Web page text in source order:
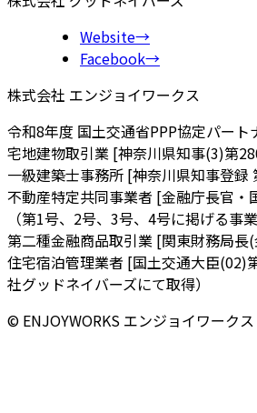
Website→
Facebook→
株式会社 エンジョイワークス
令和8年度 国土交通省PPP協定パート
宅地建物取引業 [神奈川県知事(3)第
一級建築士事務所 [神奈川県知事登録
不動産特定共同事業者 [金融庁長官・
（第1号、2号、3号、4号に掲げる事業
第二種金融商品取引業 [関東財務局長
住宅宿泊管理業者 [国土交通大臣(02)
社グッドネイバーズにて取得）
© ENJOYWORKS エンジョイワークス